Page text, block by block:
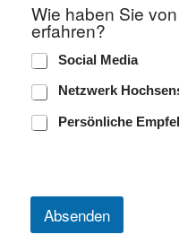
n
g
e
b
o
t
N
a
i
s
Wie haben Sie
erfahren?
Social Media
Netzwerk
Persönliche
Absenden